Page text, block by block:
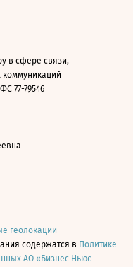
в сфере связи,
77-79546
геолокации
содержатся в Политике
АО «Бизнес Ньюс